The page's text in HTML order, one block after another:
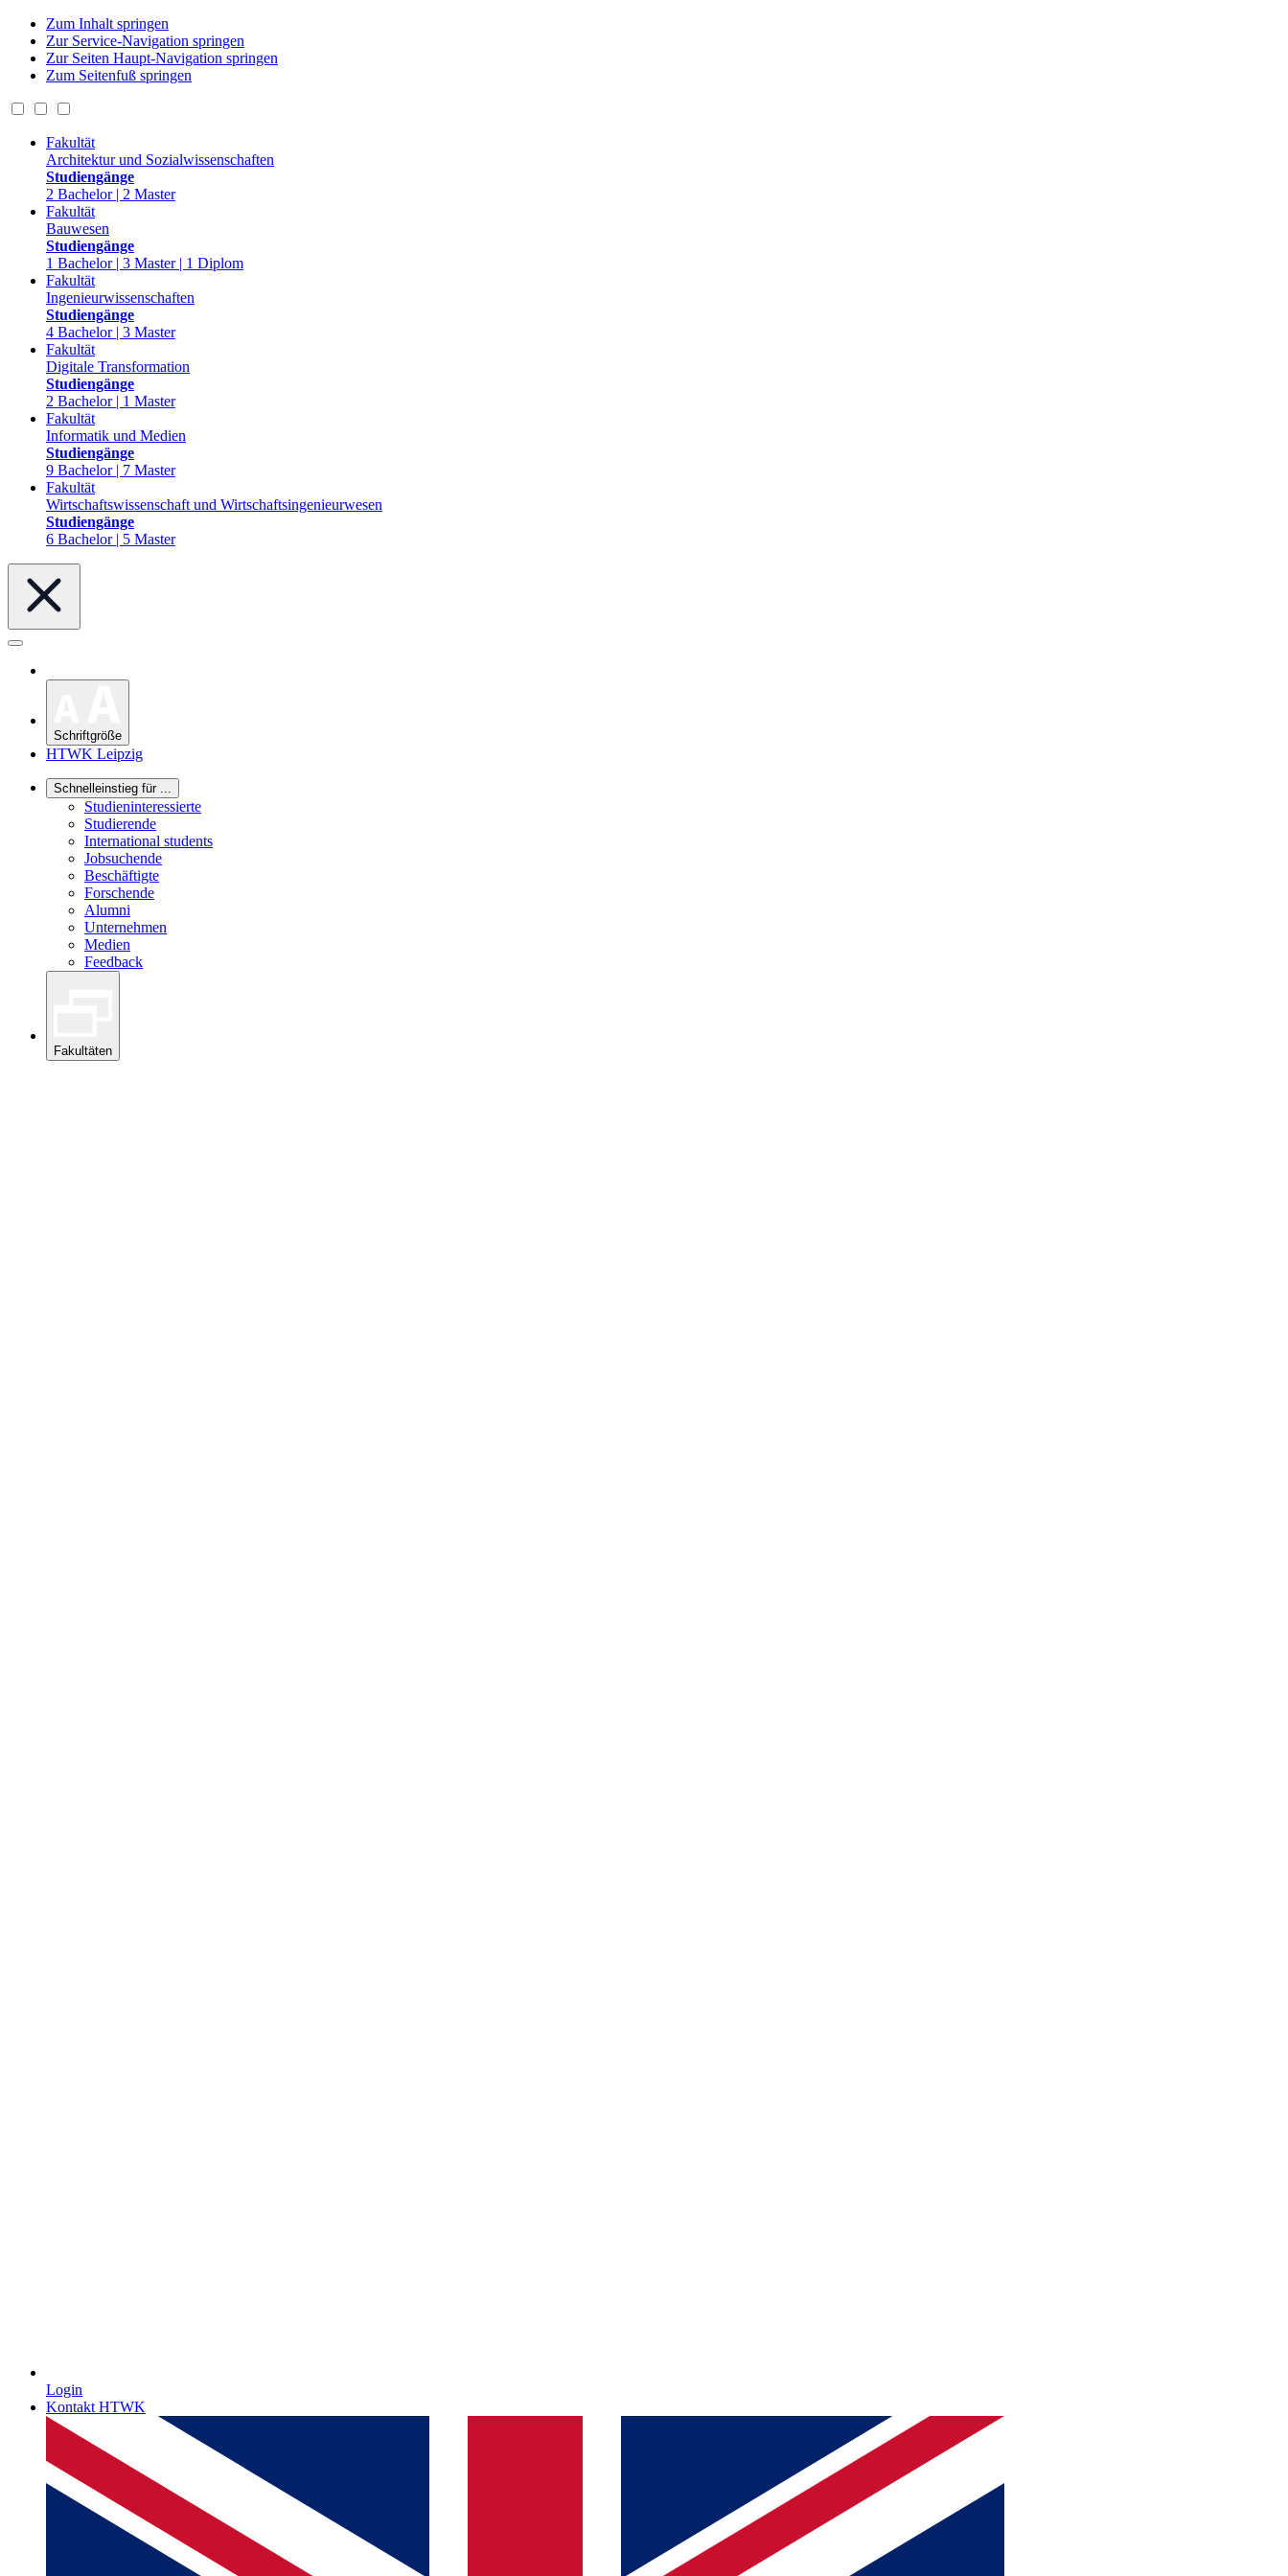
Zum Inhalt springen
Zur Service-Navigation springen
Zur Seiten Haupt-Navigation springen
Zum Seitenfuß springen
Fakultät
Architektur und Sozialwissenschaften
Studiengänge
2 Bachelor | 2 Master
Fakultät
Bauwesen
Studiengänge
1 Bachelor | 3 Master | 1 Diplom
Fakultät
Ingenieurwissenschaften
Studiengänge
4 Bachelor | 3 Master
Fakultät
Digitale Transformation
Studiengänge
2 Bachelor | 1 Master
Fakultät
Informatik und Medien
Studiengänge
9 Bachelor | 7 Master
Fakultät
Wirtschaftswissenschaft und Wirtschaftsingenieurwesen
Studiengänge
6 Bachelor | 5 Master
Schriftgröße
HTWK Leipzig
Schnelleinstieg für ...
Studieninteressierte
Studierende
International students
Jobsuchende
Beschäftigte
Forschende
Alumni
Unternehmen
Medien
Feedback
Fakultäten
Login
Kontakt HTWK